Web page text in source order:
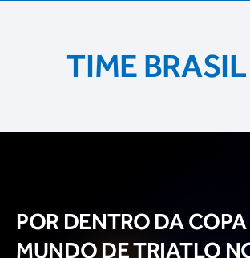
TIME
POR DENTRO DA
MUNDO DE TRIATLO